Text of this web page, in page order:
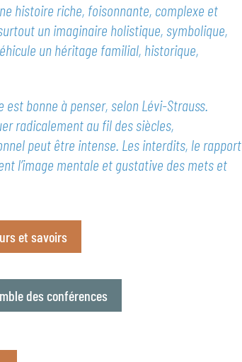
histoire riche, foisonnante, complexe et
un imaginaire holistique, symbolique,
un héritage familial, historique,
bonne à penser, selon Lévi-Strauss.
radicalement au fil des siècles,
peut être intense. Les interdits, le rapport
l’image mentale et gustative des mets et
et savoirs
des conférences